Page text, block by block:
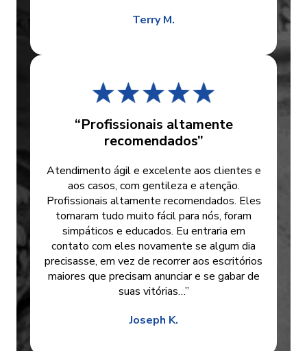
Terry M.
“Profissionais altamente
recomendados”
Atendimento ágil e excelente aos clientes e
aos casos, com gentileza e atenção.
Profissionais altamente recomendados. Eles
tornaram tudo muito fácil para nós, foram
simpáticos e educados. Eu entraria em
contato com eles novamente se algum dia
precisasse, em vez de recorrer aos escritórios
maiores que precisam anunciar e se gabar de
suas vitórias…”
Joseph K.